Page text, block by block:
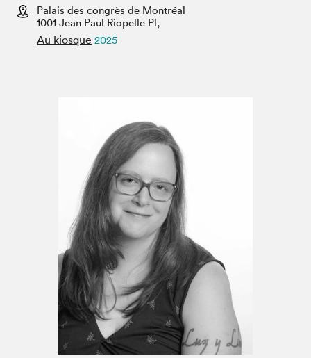
Espace enseignant·e·s
Espace pro
Palais des congrès de Montréal
1001 Jean Paul Riopelle Pl,
Au kiosque 2025